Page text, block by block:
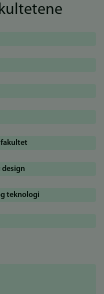
fakultet
design
teknologi